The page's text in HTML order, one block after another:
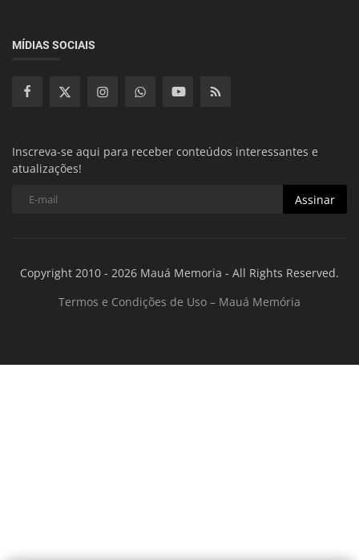
MÍDIAS SOCIAIS
Inscreva-se aqui para receber conteúdos interessantes e
atualizações!
Assinar
Copyright 2010 - 2026 Mauá Memoria - All Rights Reserved.
Termos e Condições de Uso – Mauá Memória